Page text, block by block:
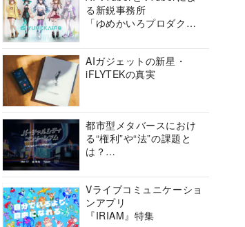
る新鋭事務所
「ゆめかいろプロダクシ
AIガジェットの新星・
iFLYTEKの真実
都市型メタバースにおけ
る“権利”や“法”の課題と
は？
ーシアムの挑戦に迫る
Vライブコミュニケーショ
ンアプリ
『IRIAM』特集